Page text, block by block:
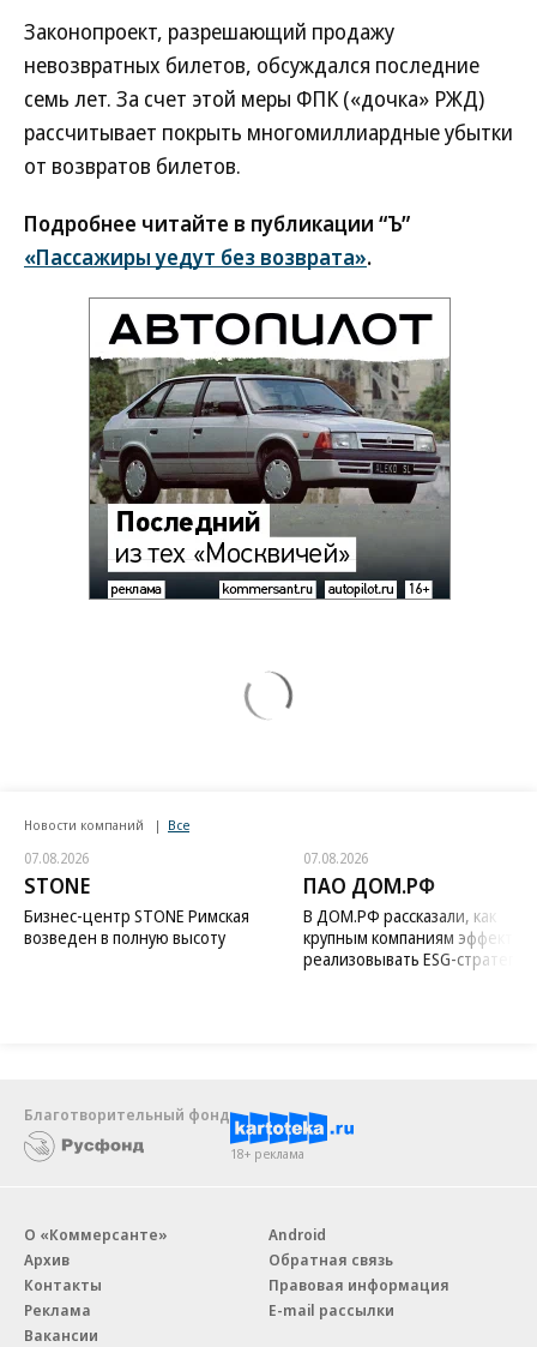
Законопроект, разрешающий продажу
невозвратных билетов, обсуждался последние
семь лет. За счет этой меры ФПК («дочка» РЖД)
рассчитывает покрыть многомиллиардные убытки
от возвратов билетов.
Подробнее читайте в публикации “Ъ”
«Пассажиры уедут без возврата».
Новости компаний Все
07.08.2026
STONE
Бизнес-центр STONE Римская
возведен в полную высоту
07.08.2026
ПАО ДОМ.РФ
В ДОМ.РФ рассказали, как
крупным компаниям
реализовывать ESG-стратегию
Благотворительный фонд
18+ реклама
О «Коммерсанте»
Архив
Контакты
Реклама
Вакансии
Android
Обратная связь
Правовая информация
E-mail рассылки